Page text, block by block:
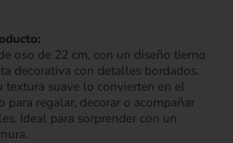
oso de 22 cm, con un diseño tierno
decorativa con detalles bordados.
textura suave lo convierten en el
para regalar, decorar o acompañar
Ideal para sorprender con un